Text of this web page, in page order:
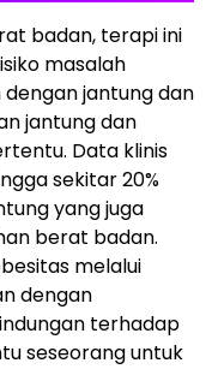
badan, terapi ini
masalah
jantung dan
jantung dan
Data klinis
sekitar 20%
yang juga
berat badan.
melalui
dengan
terhadap
seseorang untuk